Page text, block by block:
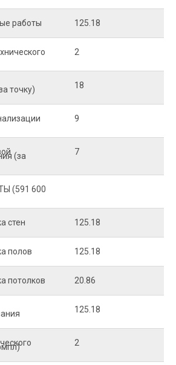
работы 125.18
2
точку) 18
9
(за 7
(591 600
стен 125.18
полов 125.18
потолков 20.86
125.18
2